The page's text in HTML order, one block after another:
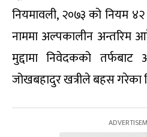
नियमावली, २०७३ को नियम
नाममा अल्पकालीन अन्तरिम
मुद्दामा निवेदकको तर्फबाट
जोखबहादुर खत्रीले बहस गरेका